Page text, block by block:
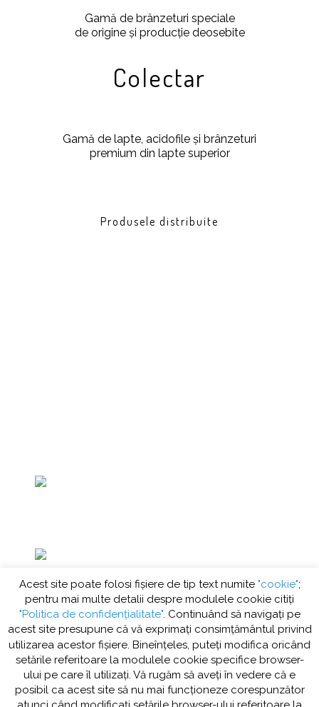
Gamă de brânzeturi speciale
de origine și producție deosebite
Colectar
Gamă de lapte, acidofile și brânzeturi
premium din lapte superior
Produsele distribuite
Soseaua Giurgiului Nr 288, Comuna
Jilava, Judetul Ilfov
© 2018 Euro Lact. Toate drepturile rezervate.Politica de
confidenţialitate şi politica modulelor cookie .Termeni şi
Acest site poate folosi fişiere de tip text numite "cookie";
pentru mai multe detalii despre modulele cookie citiţi
"Politica de confidenţialitate". Continuând să navigați pe
acest site presupune că vă exprimați consimțământul privind
utilizarea acestor fişiere. Bineînțeles, puteți modifica oricând
setările referitoare la modulele cookie specifice browser-
ului pe care îl utilizați. Vă rugăm să aveți în vedere că e
posibil ca acest site să nu mai funcționeze corespunzător